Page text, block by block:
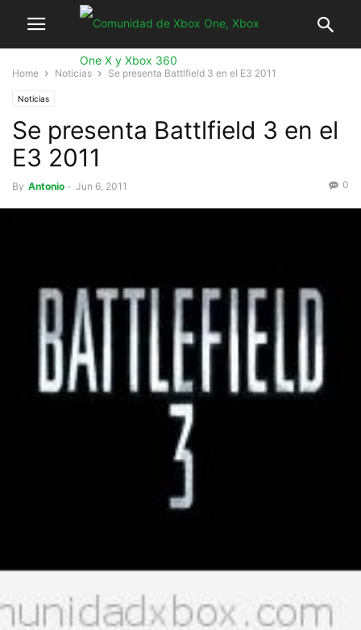
Home Noticias Se presenta Battlfield 3 en el E3 2011
Noticias
Se presenta Battlfield 3 en el
E3 2011
By Antonio - Jun 6, 2011 0